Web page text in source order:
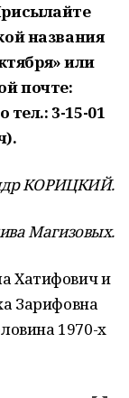
названия
или
почте:
тел.: 3-15-01
КОРИЦКИЙ.
Магизовых.
Хатифович и
Зарифовна
1970-х